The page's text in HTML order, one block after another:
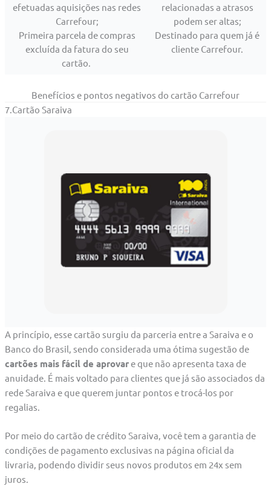
efetuadas aquisições nas redes
Carrefour;
Primeira parcela de compras
excluída da fatura do seu
cartão.
relacionadas a atrasos
podem ser altas;
Destinado para quem já é
cliente Carrefour.
Benefícios e pontos negativos do cartão Carrefour
7.Cartão Saraiva
A princípio, esse cartão surgiu da parceria entre a Saraiva e o
Banco do Brasil, sendo considerada uma ótima sugestão de
cartões mais fácil de aprovare que não apresenta taxa de
anuidade. É mais voltado para clientes que já são associados da
rede Saraiva e que querem juntar pontos e trocá-los por
regalias.
Por meio do cartão de crédito Saraiva, você tem a garantia de
condições de pagamento exclusivas na página oficial da
livraria, podendo dividir seus novos produtos em 24x sem
juros.